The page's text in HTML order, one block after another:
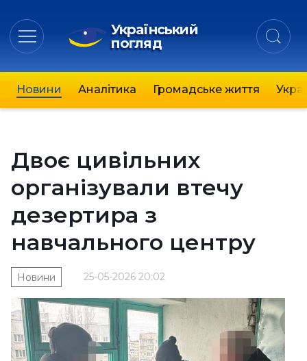
Український
погляд
Новини Аналітика Громадське життя
Двоє цивільних
організували втечу
дезертира з
навчального центру
25-05-2026 20:02
Новини